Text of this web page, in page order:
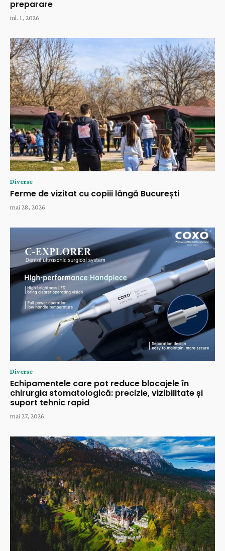
preparare
iul. 1, 2026
Diverse
Ferme de vizitat cu copiii lângă București
mai 28, 2026
Diverse
Echipamentele care pot reduce blocajele în
chirurgia stomatologică: precizie, vizibilitate și
suport tehnic rapid
mai 27, 2026